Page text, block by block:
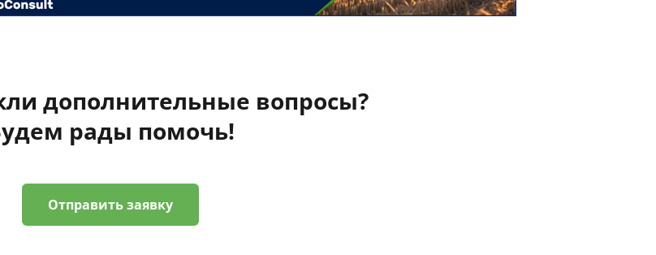
дополнительные вопросы?
рады помочь!
Отправить заявку